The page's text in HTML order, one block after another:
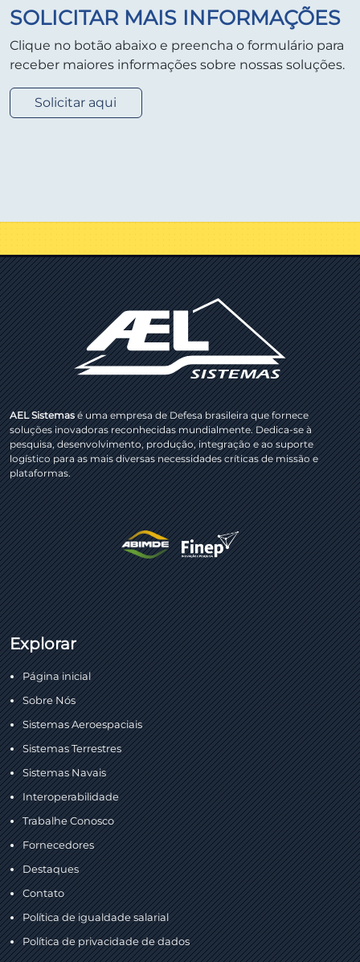
SOLICITAR MAIS INFORMAÇÕES
Clique no botão abaixo e preencha o formulário para
receber maiores informações sobre nossas soluções.
Solicitar aqui
AEL Sistemasé uma empresa de Defesa brasileira que fornece
soluções inovadoras reconhecidas mundialmente. Dedica-se à
pesquisa, desenvolvimento, produção, integração e ao suporte
logístico para as mais diversas necessidades críticas de missão e
plataformas.
Explorar
Página inicial
Sobre Nós
Sistemas Aeroespaciais
Sistemas Terrestres
Sistemas Navais
Interoperabilidade
Trabalhe Conosco
Fornecedores
Destaques
Contato
Política de igualdade salarial
Política de privacidade de dados